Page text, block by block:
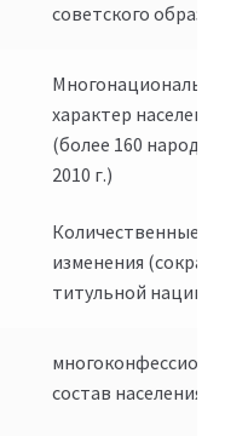
советского
характер населения
(более 160
2010 г.)
Количественные
изменения
титульной нации
состав населения